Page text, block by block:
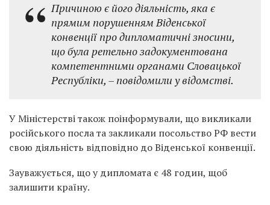
Причиною є його діяльність, яка є
прямим порушенням Віденської
конвенції про дипломатичні зносини,
що була ретельно задокументована
компетентними органами Словацької
Республіки, – повідомили у відомстві.
У Міністерстві також поінформували, що викликали
російського посла та закликали посольство РФ вести
свою діяльність відповідно до Віденської конвенції.
Зауважується, що у дипломата є 48 годин, щоб
залишити країну.